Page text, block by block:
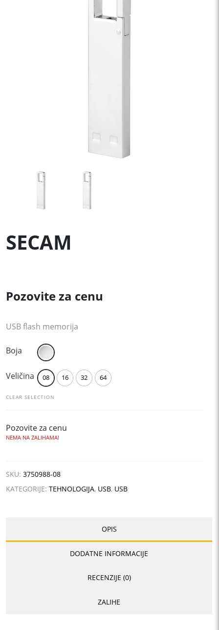
SECAM
Pozovite za cenu
USB flash memorija
Boja
Veličina 08 16 32 64
CLEAR SELECTION
Pozovite za cenu
NEMA NA ZALIHAMA!
SKU: 3750988-08
KATEGORIJE: TEHNOLOGIJA, USB, USB
OPIS
DODATNE INFORMACIJE
RECENZIJE (0)
ZALIHE